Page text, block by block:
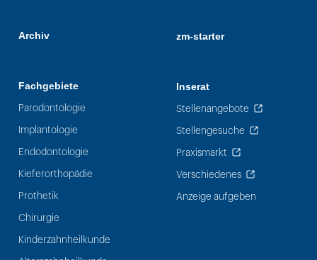
Archiv
Fachgebiete
Parodontologie
Implantologie
Endodontologie
Kieferorthopädie
Prothetik
Chirurgie
Kinderzahnheilkunde
zm-starter
Inserat
Stellenangebote
Stellengesuche
Praxismarkt
Verschiedenes
Anzeige aufgeben